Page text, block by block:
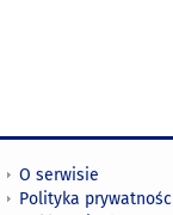
O serwisie
Polityka